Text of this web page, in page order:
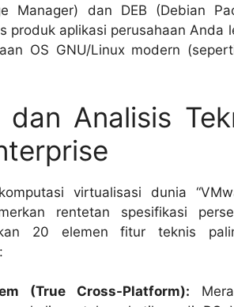
Manager) dan DEB (Debian
produk aplikasi perusahaan Anda
OS GNU/Linux modern
Analisis
virtualisasi dunia
rentetan spesifikasi
20 elemen fitur teknis
(True Cross-Platform):